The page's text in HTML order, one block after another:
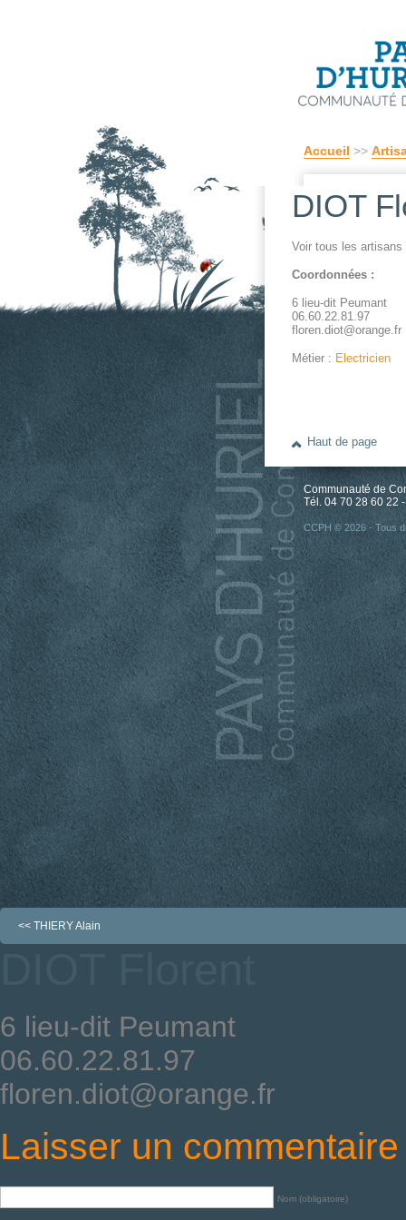
Accueil >>
DIOT
Voir tous les
Coordonnées :
6 lieu-dit Peumant
06.60.22.81.97
floren.diot@orange.fr
Métier : Electricien
Haut de page
Communauté de
Tél. 04 70 28 60 22
CCPH © 2026 - Tous
<< THIERY Alain
6 lieu-dit Peumant
06.60.22.81.97
floren.diot@orange.fr
Laisser un commentaire
Nom (obligatoire)